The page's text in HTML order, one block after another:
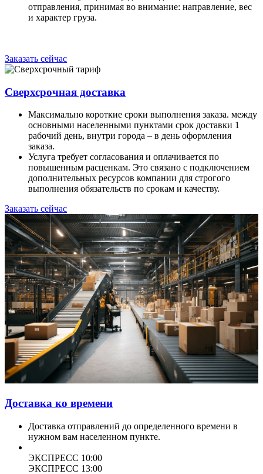
отправления, принимая во внимание: направление, вес
и характер груза.
Заказать сейчас
Сверхсрочная доставка
Максимально короткие сроки выполнения заказа. между
основными населенными пунктами срок доставки 1
рабочий день, внутри города – в день оформления
заказа.
Услуга требует согласования и оплачивается по
повышенным расценкам. Это связано с подключением
дополнительных ресурсов компании для строгого
выполнения обязательств по срокам и качеству.
Заказать сейчас
Доставка ко времени
Доставка отправлений до определенного времени в
нужном вам населенном пункте.
ЭКСПРЕСС 10:00
ЭКСПРЕСС 13:00